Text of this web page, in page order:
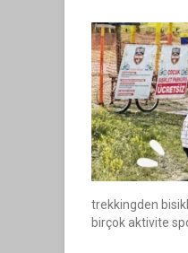
trekkingden
birçok aktivite